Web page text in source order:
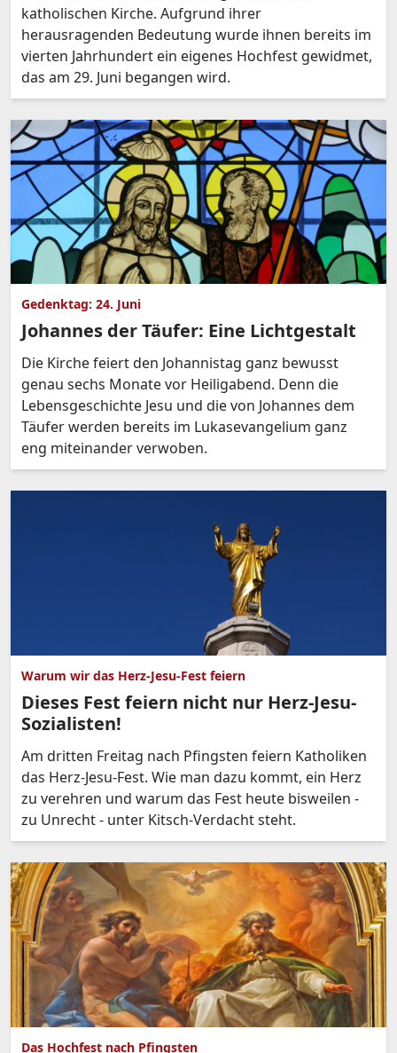
katholischen Kirche. Aufgrund ihrer
herausragenden Bedeutung wurde ihnen bereits im
vierten Jahrhundert ein eigenes Hochfest gewidmet,
das am 29. Juni begangen wird.
Gedenktag: 24. Juni
Johannes der Täufer: Eine Lichtgestalt
Die Kirche feiert den Johannistag ganz bewusst
genau sechs Monate vor Heiligabend. Denn die
Lebensgeschichte Jesu und die von Johannes dem
Täufer werden bereits im Lukasevangelium ganz
eng miteinander verwoben.
Warum wir das Herz-Jesu-Fest feiern
Dieses Fest feiern nicht nur Herz-Jesu-
Sozialisten!
Am dritten Freitag nach Pfingsten feiern Katholiken
das Herz-Jesu-Fest. Wie man dazu kommt, ein Herz
zu verehren und warum das Fest heute bisweilen -
zu Unrecht - unter Kitsch-Verdacht steht.
Das Hochfest nach Pfingsten